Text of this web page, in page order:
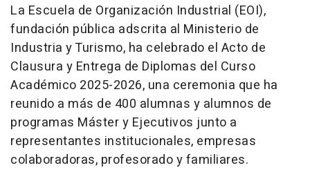
La Escuela de Organización Industrial (EOI),
fundación pública adscrita al Ministerio de
Industria y Turismo, ha celebrado el Acto de
Clausura y Entrega de Diplomas del Curso
Académico 2025-2026, una ceremonia que ha
reunido a más de 400 alumnas y alumnos de
programas Máster y Ejecutivos junto a
representantes institucionales, empresas
colaboradoras, profesorado y familiares.